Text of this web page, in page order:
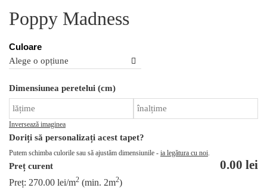
Poppy Madness
Culoare
Dimensiunea peretelui (cm)
Inversează imaginea
Doriți să personalizați acest tapet?
Putem schimba culorile sau să ajustăm dimensiunile - ia legătura cu noi
Preț curent 0.00 lei
Preț: 270.00 lei/m2 (min. 2m2)